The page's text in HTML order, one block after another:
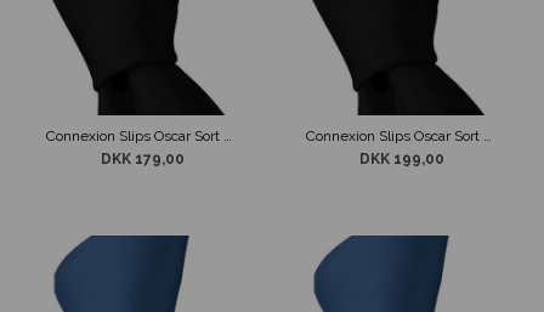
Connexion Slips Oscar Sort 5cm
DKK 179,00
Connexion Slips Oscar Sort 7cm
DKK 199,00